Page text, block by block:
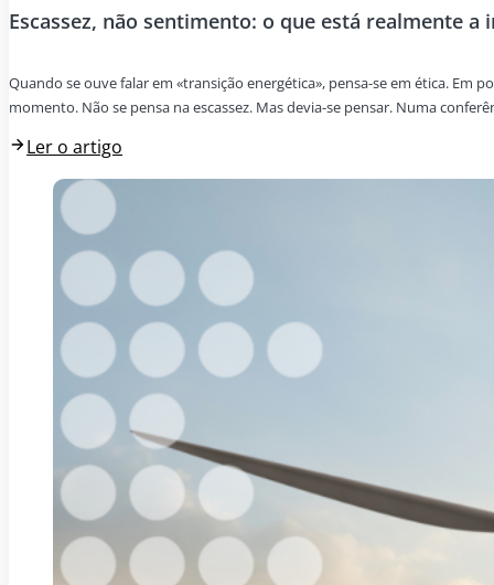
Escassez, não sentimento: o que está realmente
Quando se ouve falar em «transição energética», pensa-se em ética. Em
momento. Não se pensa na escassez. Mas devia-se pensar. Numa
Ler o artigo